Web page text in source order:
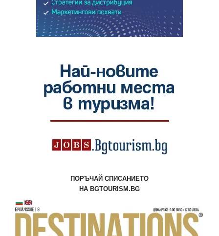
ПОРЪЧАЙ СПИСАНИЕТО
НА BGTOURISM.BG